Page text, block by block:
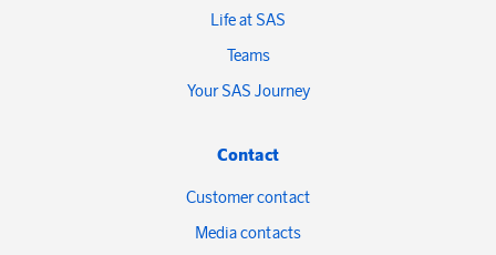
Life at SAS
Teams
Your SAS Journey
Contact
Customer contact
Media contacts